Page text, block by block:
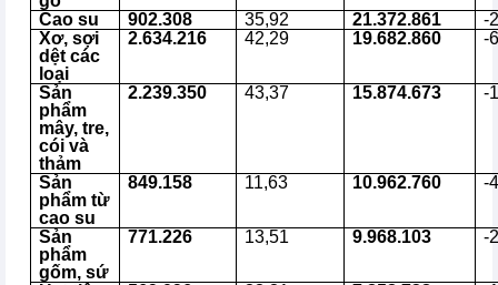
Cao su 902.308 35,92 21.372.861
-
Xơ, sợi
dệt các
loại
2.634.216 42,29 19.682.860 -
Sản
phẩm
mây, tre,
cói và
thảm
2.239.350 43,37 15.874.673 -
Sản
phẩm từ
cao su
849.158 11,63 10.962.760 -
Sản
phẩm
gốm, sứ
771.226 13,51 9.968.103 -